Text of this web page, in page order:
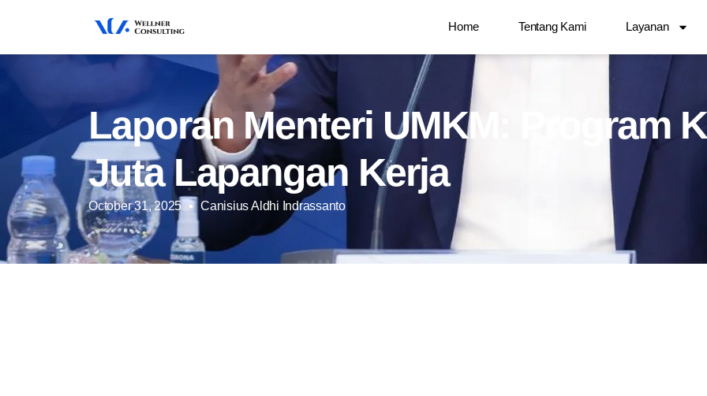
Home Tentang Kami Layanan
Laporan Menteri UMKM: Program
Juta Lapangan Kerja
October 31, 2025 Canisius Aldhi Indrassanto
says: